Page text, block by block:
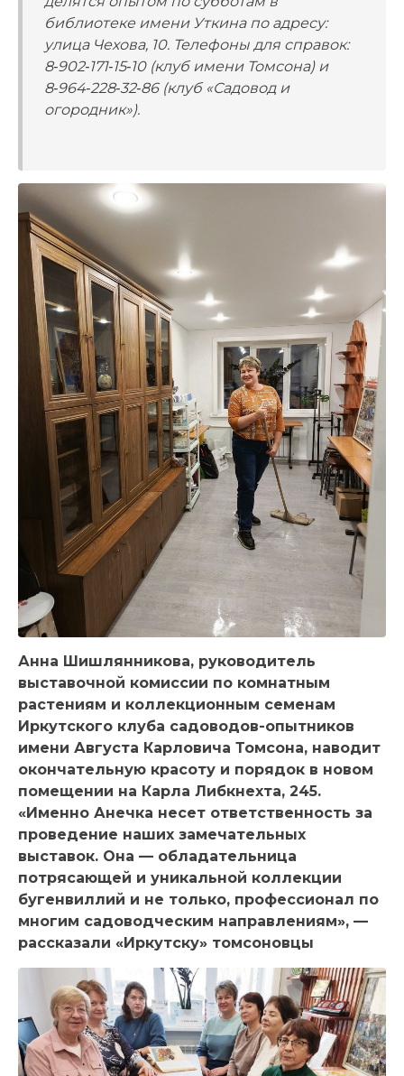
библиотеке имени Уткина по адресу:
улица Чехова, 10. Телефоны для справок:
8‑902‑171‑15‑10 (клуб имени Томсона) и
8‑964‑228‑32‑86 (клуб «Садовод и
огородник»).
Анна Шишлянникова, руководитель
выставочной комиссии по комнатным
растениям и коллекционным семенам
Иркутского клуба садоводов-опытников
имени Августа Карловича Томсона, наводит
окончательную красоту и порядок в новом
помещении на Карла Либкнехта, 245.
«Именно Анечка несет ответственность за
проведение наших замечательных
выставок. Она — обладательница
потрясающей и уникальной коллекции
бугенвиллий и не только, профессионал по
многим садоводческим направлениям», —
рассказали «Иркутску» томсоновцы